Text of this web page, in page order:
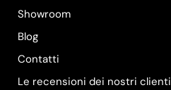
Showroom
Blog
Contatti
Le recensioni dei nostri clienti